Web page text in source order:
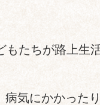
もたちが路上生
気にかかった